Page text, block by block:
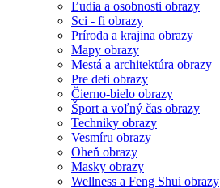
Ľudia a osobnosti obrazy
Sci - fi obrazy
Príroda a krajina obrazy
Mapy obrazy
Mestá a architektúra obrazy
Pre deti obrazy
Čierno-bielo obrazy
Šport a voľný čas obrazy
Techniky obrazy
Vesmíru obrazy
Oheň obrazy
Masky obrazy
Wellness a Feng Shui obrazy